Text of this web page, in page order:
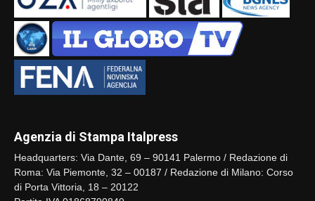
Agenzia di Stampa Italpress
Headquarters: Via Dante, 69 – 90141 Palermo / Redazione di
Roma: Via Piemonte, 32 – 00187 / Redazione di Milano: Corso
di Porta Vittoria, 18 – 20122